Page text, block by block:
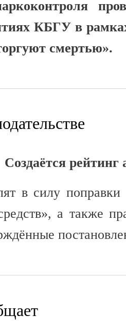
КБГУ в
смертью».
Создаётся
в силу поправки
а также